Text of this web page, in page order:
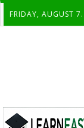
FRIDAY, AUGUST 7.